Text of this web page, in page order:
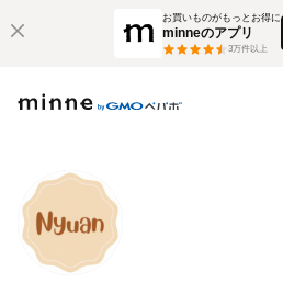
お買いものがもっとお得に
minneのアプリ
3万件以上